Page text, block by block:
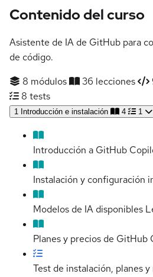
Contenido del curso
Asistente de IA de GitHub para
de código.
8 módulos
36 lecciones
8 tests
1 Introducción e instalación 4 1
Introducción a GitHub
Instalación y configuración
Modelos de IA disponibles
Planes y precios de GitHub
Test de instalación, planes